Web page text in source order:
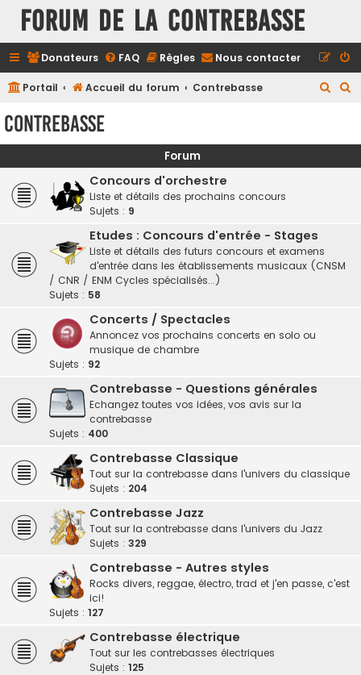
FORUM DE LA CONTREBASSE
Donateurs FAQ Règles Nous contacter
Portail Accueil du forum Contrebasse
e
e
Contrebasse
Forum
Concours d'orchestre
Liste et détails des prochains concours
Sujets : 9
Etudes : Concours d'entrée - Stages
Liste et détails des futurs concours et examens
d'entrée dans les établissements musicaux (CNSM
/ CNR / ENM Cycles spécialisés...)
Sujets : 58
Concerts / Spectacles
Annoncez vos prochains concerts en solo ou
musique de chambre
Sujets : 92
Contrebasse - Questions générales
Echangez toutes vos idées, vos avis sur la
contrebasse
Sujets : 400
Contrebasse Classique
Tout sur la contrebasse dans l'univers du classique
Sujets : 204
Contrebasse Jazz
Tout sur la contrebasse dans l'univers du Jazz
Sujets : 329
Contrebasse - Autres styles
Rocks divers, reggae, électro, trad et j'en passe, c'est
ici!
Sujets : 127
Contrebasse électrique
Tout sur les contrebasses électriques
Sujets : 125